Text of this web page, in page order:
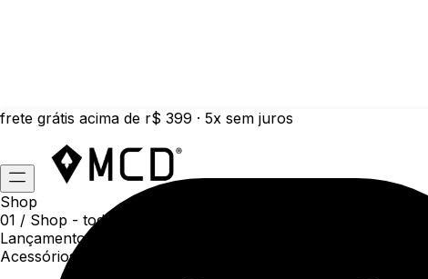
frete grátis acima de r$ 399 · 5x sem juros
Shop
01 / Shop - todas as categorias da coleção atual
Lançamentos da semana
Acessórios